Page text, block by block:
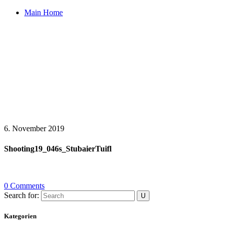
Main Home
6. November 2019
Shooting19_046s_StubaierTuifl
0 Comments
Search for:
Kategorien